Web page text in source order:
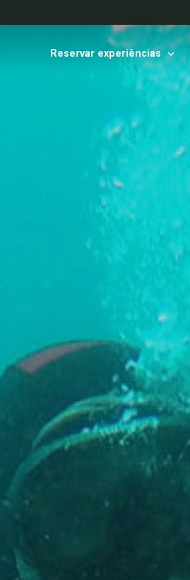
Reservar experiências